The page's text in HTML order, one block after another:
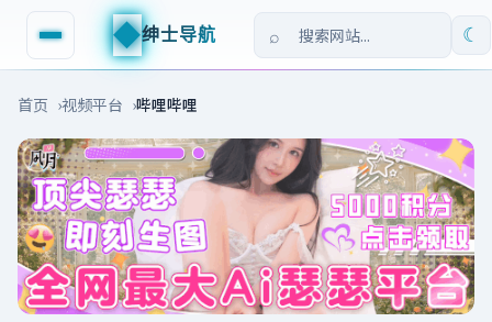
◆绅士导航 ☾
首页 视频平台 哔哩哔哩